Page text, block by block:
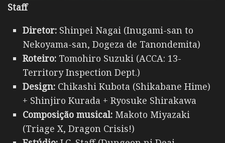
Staff
Diretor: Shinpei Nagai (Inugami-san to
Nekoyama-san, Dogeza de Tanondemita)
Roteiro: Tomohiro Suzuki (ACCA: 13-
Territory Inspection Dept.)
Design: Chikashi Kubota (Shikabane Hime)
+ Shinjiro Kurada + Ryosuke Shirakawa
Composição musical: Makoto Miyazaki
(Triage X, Dragon Crisis!)